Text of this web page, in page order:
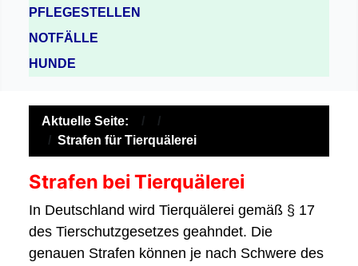
PFLEGESTELLEN
NOTFÄLLE
HUNDE
Aktuelle Seite:
Strafen für Tierquälerei
Strafen bei Tierquälerei
In Deutschland wird Tierquälerei gemäß § 17
des Tierschutzgesetzes geahndet. Die
genauen Strafen können je nach Schwere des